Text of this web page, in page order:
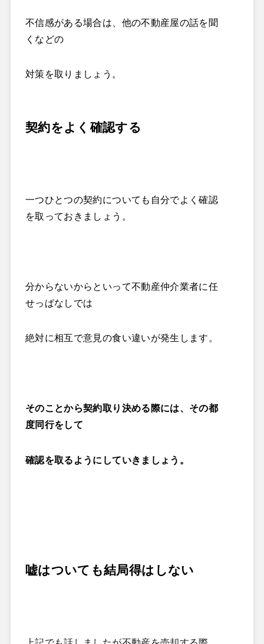
不信感がある場合は、他の不動産屋の話を聞
くなどの
対策を取りましょう。
契約をよく確認する
一つひとつの契約についても自分でよく確認
を取っておきましょう。
分からないからといって不動産仲介業者に任
せっぱなしでは
絶対に相互で意見の食い違いが発生します。
そのことから契約取り決める際には、その都
度同行をして
確認を取るようにしていきましょう。
嘘はついても結局得はしない